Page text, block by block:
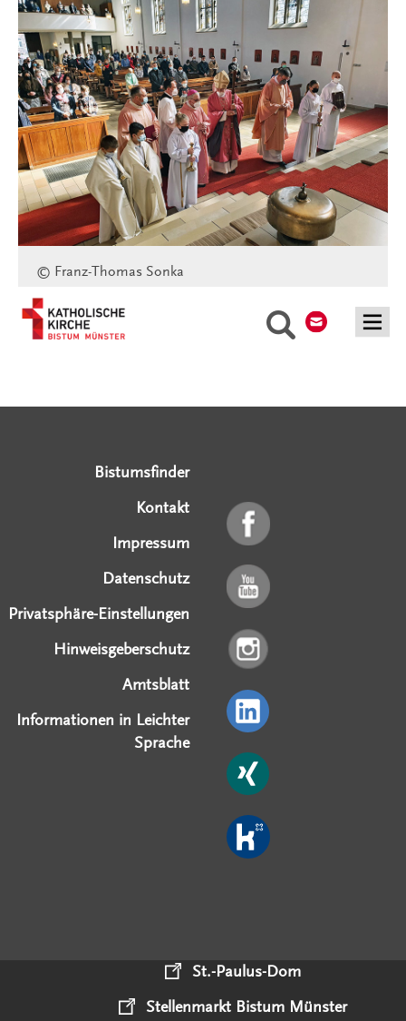
Suche
© Franz-Thomas Sonka
Bistumsfinder
Kontakt
Impressum
Datenschutz
Privatsphäre-Einstellungen
Hinweisgeberschutz
Amtsblatt
Informationen in Leichter
Sprache
St.-Paulus-Dom
Stellenmarkt Bistum Münster